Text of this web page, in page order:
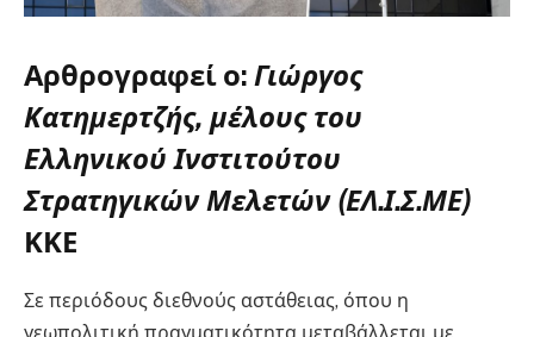
Αρθρογραφεί ο: Γιώργος
Κατημερτζής, μέλους του
Ελληνικού Ινστιτούτου
Στρατηγικών Μελετών (ΕΛ.Ι.Σ.ΜΕ)
ΚΚΕ
Σε περιόδους διεθνούς αστάθειας, όπου η
γεωπολιτική πραγματικότητα μεταβάλλεται με